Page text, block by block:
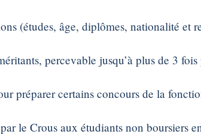
(études, âge, diplômes, nationalité et
percevable jusqu’à plus de 3
préparer certains concours de la
le Crous aux étudiants non boursiers